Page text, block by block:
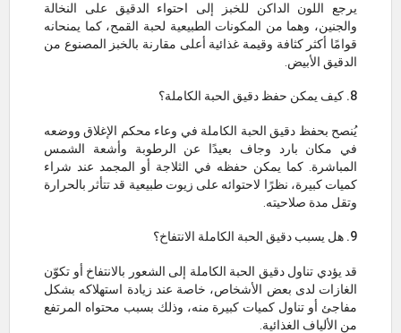
يرجع اللون الداكن للخبز إلى احتواء الدقيق على النخالة
والجنين، وهما من المكونات الطبيعية لحبة القمح، كما يمنحانه
قوامًا أكثر كثافة وقيمة غذائية أعلى مقارنة بالخبز المصنوع من
الدقيق الأبيض.
8. كيف يمكن حفظ دقيق الحبة الكاملة؟
يُنصح بحفظ دقيق الحبة الكاملة في وعاء محكم الإغلاق ووضعه
في مكان بارد وجاف بعيدًا عن الرطوبة وأشعة الشمس
المباشرة. كما يمكن حفظه في الثلاجة أو المجمد عند شراء
كميات كبيرة، نظرًا لاحتوائه على زيوت طبيعية قد تتأثر بالحرارة
وتقل مدة صلاحيته.
9. هل يسبب دقيق الحبة الكاملة الانتفاخ؟
قد يؤدي تناول دقيق الحبة الكاملة إلى الشعور بالانتفاخ أو تكوّن
الغازات لدى بعض الأشخاص، خاصة عند زيادة استهلاكه بشكل
مفاجئ أو تناول كميات كبيرة منه، وذلك بسبب محتواه المرتفع
من الألياف الغذائية.